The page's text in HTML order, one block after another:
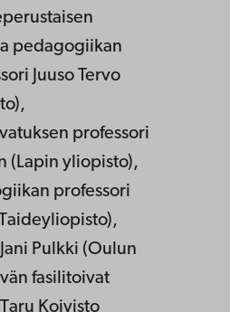
pedagogiikan
Juuso Tervo
professori
(Lapin yliopisto),
professori
Pulkki (Oulun
fasilitoivat
Koivisto